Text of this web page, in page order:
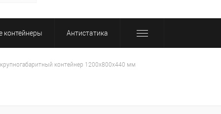
контейнеры Антистатика
контейнер 1200х800х440 мм